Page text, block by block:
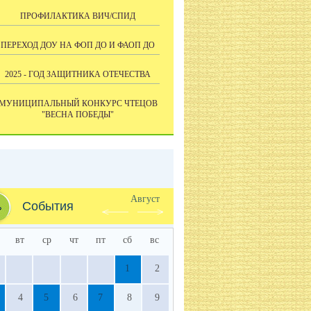
ПРОФИЛАКТИКА ВИЧ/СПИД
ПЕРЕХОД ДОУ НА ФОП ДО И ФАОП ДО
2025 - ГОД ЗАЩИТНИКА ОТЕЧЕСТВА
КОНКУРС ЧТЕЦОВ
"ВЕСНА ПОБЕДЫ"
События
Август
вт ср чт пт сб вс
1 2
4 5 6 7 8 9